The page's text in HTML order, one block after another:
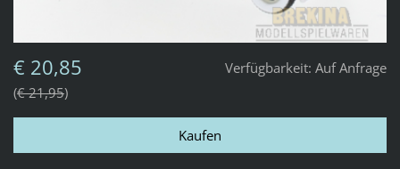
Verfügbarkeit: Auf Anfrage
€ 20,85
€ 21,95